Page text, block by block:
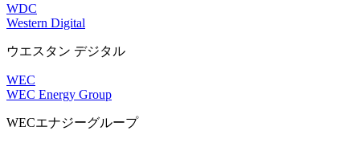
WDC
Western Digital
ウエスタン デジタル
WEC
WEC Energy Group
WECエナジーグループ